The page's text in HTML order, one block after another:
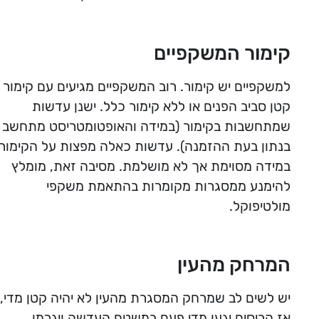
קימור המשקפיים
למשקפיים יש קימור. רוב המשקפיים מגיעים עם קימור
קטן סביב הפנים או ללא קימור כלל. ישנן עדשות
שמתחשבות בקימור (במידה והאופטומטריסט מתחשב
בנתון בעת ההזמנה). עדשות כאלה מפצות על
במידה מסוימת אך לא מושלמת. מסיבה זאת, מומלץ
להימנע ממסגרות מקומרות בהתאמת משקפי
מולטיפוקל.
המרחק מהעין
יש לשים לב שמרחק המסגרת מהעין לא יהיה קטן מדי,